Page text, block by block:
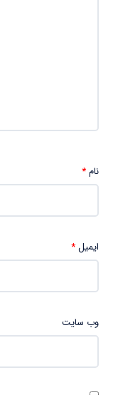
نام*
ایمیل*
وب‌ سایت